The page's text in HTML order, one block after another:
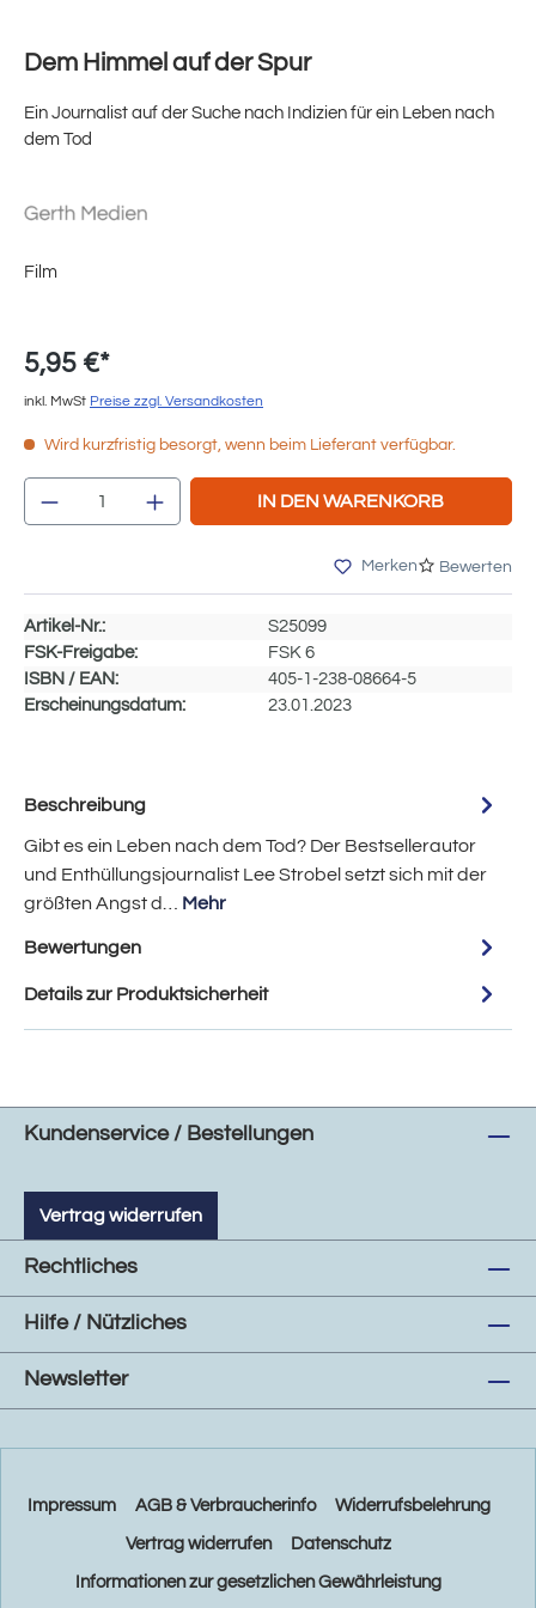
Dem Himmel auf der Spur
Ein Journalist auf der Suche nach Indizien für ein Leben nach
dem Tod
Film
5,95 €*
inkl. MwSt Preise zzgl. Versandkosten
Wird kurzfristig besorgt, wenn beim Lieferant verfügbar.
Produkt Anzahl: Gib den gewünschten
IN DEN WARENKORB
Merken Bewerten
Artikel-Nr.:
S25099
FSK-Freigabe:
FSK 6
ISBN / EAN:
405-1-238-08664-5
Erscheinungsdatum:
23.01.2023
Beschreibung
Gibt es ein Leben nach dem Tod? Der Bestsellerautor
und Enthüllungsjournalist Lee Strobel setzt sich mit der
größten Angst d… Mehr
Bewertungen
Details zur Produktsicherheit
Kundenservice / Bestellungen
Vertrag widerrufen
Rechtliches
Hilfe / Nützliches
Newsletter
Impressum AGB & Verbraucherinfo Widerrufsbelehrung
Vertrag widerrufen Datenschutz
Informationen zur gesetzlichen Gewährleistung